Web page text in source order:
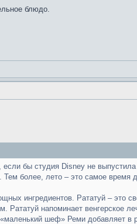
блюдо.
бы студия Disney не
более, лето – это самое время
ингредиентов. Рататуй – это
напоминает венгерское
шеф» Реми добавляет в